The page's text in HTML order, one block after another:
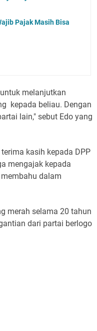
Pajak Masih Bisa
melanjutkan
kepada beliau. Dengan
lain," sebut Edo yang
kasih kepada DPP
mengajak kepada
dalam
merah selama 20 tahun
dari partai berlogo